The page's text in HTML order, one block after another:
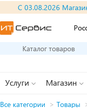
С 03.08.2026
Каталог товаров
Услуги Магазин
Все категории > Товары